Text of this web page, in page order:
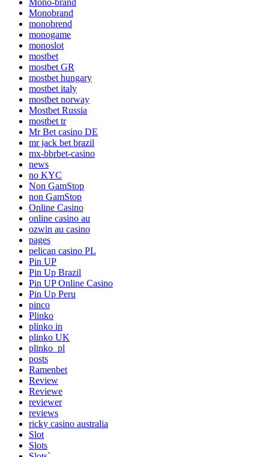
Mono-brand
Monobrand
monobrend
monogame
monoslot
mostbet
mostbet GR
mostbet hungary
mostbet italy
mostbet norway
Mostbet Russia
mostbet tr
Mr Bet casino DE
mr jack bet brazil
mx-bbrbet-casino
news
no KYC
Non GamStop
non GamStop
Online Casino
online casino au
ozwin au casino
pages
pelican casino PL
Pin UP
Pin Up Brazil
Pin UP Online Casino
Pin Up Peru
pinco
Plinko
plinko in
plinko UK
plinko_pl
posts
Ramenbet
Review
Reviewe
reviewer
reviews
ricky casino australia
Slot
Slots